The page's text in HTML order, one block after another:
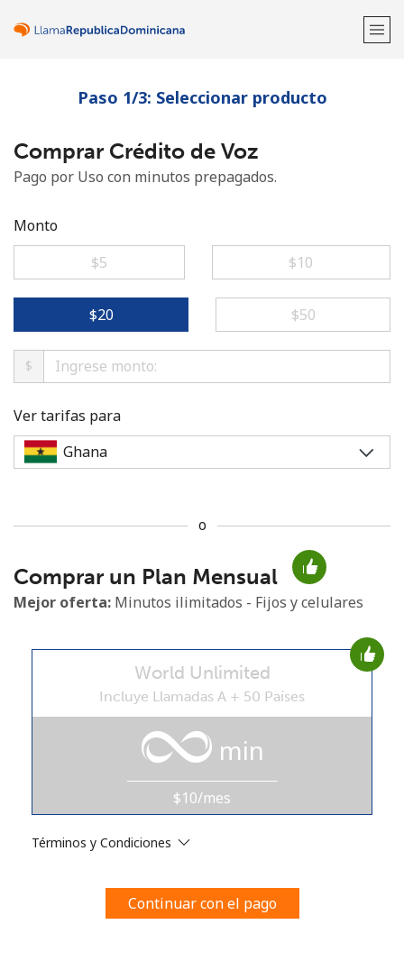
¡Bienvenido!
¿Ya tienes una cuenta?Inicia sesión →
No se ha creado una contraseña
Mínimo 8 caracteres
Una letra mayúscula y una minúscula
Un número
estosTérminos y condiciones.
Únete
Paso 1/3: Seleccionar producto
Comprar Crédito de Voz
Pago por Uso con minutos prepagados.
Monto
⁦$5⁩
⁦$10⁩
⁦$20⁩ ⁦$50⁩
$
Ver tarifas para
o
Comprar un Plan Mensual
Mejor oferta: Minutos ilimitados - Fijos y celulares
World Unlimited
Incluye Llamadas A + 50 Países
min
$10/mes
Términos y Condiciones
Continuar con el pago